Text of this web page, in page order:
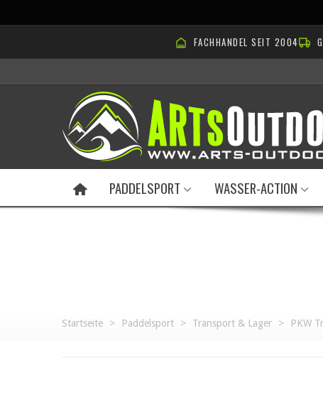
FACHHANDEL SEIT 2004
PADDELSPORT WASSER-ACTION
Startseite > Paddelsport > Transport & Lager > PKW